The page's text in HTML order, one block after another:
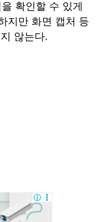
확인할 수 있게
지만 화면 캡처 등
않는다.